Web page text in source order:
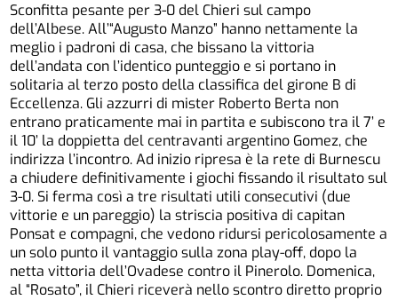
Sconfitta pesante per 3-0 del Chieri sul campo
dell’Albese. All’“Augusto Manzo” hanno nettamente la
meglio i padroni di casa, che bissano la vittoria
dell’andata con l’identico punteggio e si portano in
solitaria al terzo posto della classifica del girone B di
Eccellenza. Gli azzurri di mister Roberto Berta non
entrano praticamente mai in partita e subiscono tra il 7’ e
il 10’ la doppietta del centravanti argentino Gomez, che
indirizza l’incontro. Ad inizio ripresa è la rete di Burnescu
a chiudere definitivamente i giochi fissando il risultato sul
3-0. Si ferma così a tre risultati utili consecutivi (due
vittorie e un pareggio) la striscia positiva di capitan
Ponsat e compagni, che vedono ridursi pericolosamente a
un solo punto il vantaggio sulla zona play-off, dopo la
netta vittoria dell’Ovadese contro il Pinerolo. Domenica,
al “Rosato”, il Chieri riceverà nello scontro diretto proprio